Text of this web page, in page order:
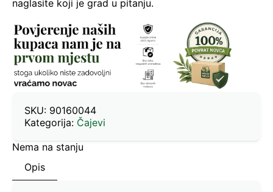
naglasite koji je grad u pitanju.
SKU: 90160044
Kategorija: Čajevi
Nema na stanju
Opis